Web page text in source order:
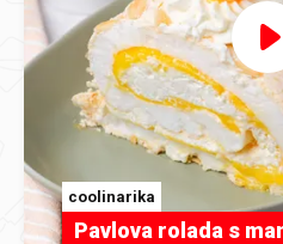
coolinarika
Pavlova rolada s